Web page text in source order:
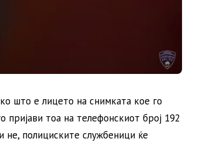
што е лицето на снимката кое го
тоа на телефонскиот број 192
не, полициските службеници ќе